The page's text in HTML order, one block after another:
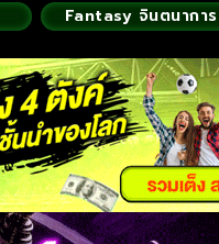
Fantasy จินตนาการ